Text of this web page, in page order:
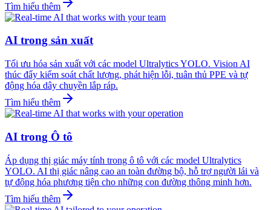
Tìm hiểu thêm
AI trong sản xuất
Tối ưu hóa sản xuất với các model Ultralytics YOLO. Vision AI
thúc đẩy kiểm soát chất lượng, phát hiện lỗi, tuân thủ PPE và tự
động hóa dây chuyền lắp ráp.
Tìm hiểu thêm
AI trong Ô tô
Áp dụng thị giác máy tính trong ô tô với các model Ultralytics
YOLO. AI thị giác nâng cao an toàn đường bộ, hỗ trợ người lái và
tự động hóa phương tiện cho những con đường thông minh hơn.
Tìm hiểu thêm